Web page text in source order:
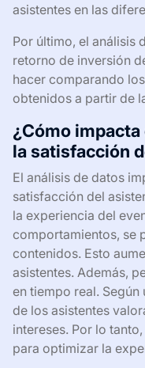
asistentes en las
Por último, el análisis
retorno de inversión
hacer comparando
obtenidos a partir de
¿Cómo
la satisfacción
El análisis de datos
satisfacción del
la experiencia del
comportamientos, se
contenidos. Esto
asistentes. Además,
en tiempo real.
de los asistentes
intereses. Por lo
para optimizar la